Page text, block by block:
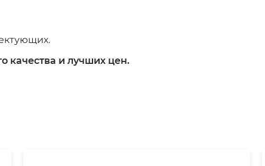
качества и лучших цен.